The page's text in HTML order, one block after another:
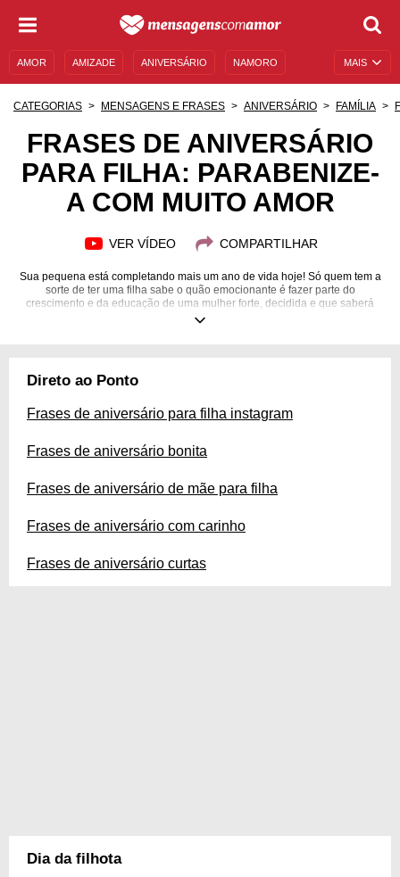
MAIS
AMOR AMIZADE ANIVERSÁRIO NAMORO
MENSAGENS E FRASES MENSAGENS DE ANIVERSÁRIO
ENTRETENIMENTO FAMOSOS BÍBLIA
CATEGORIAS MENSAGENS E FRASES ANIVERSÁRIO FAMÍLIA
FRASES DE ANIVERSÁRIO
PARA FILHA: PARABENIZE-
A COM MUITO AMOR
VER VÍDEO COMPARTILHAR
Sua pequena está completando mais um ano de vida hoje! Só quem tem a
sorte de ter uma filha sabe o quão emocionante é fazer parte do
crescimento e da educação de uma mulher forte, decidida e que saberá
lutar contra qualquer obstáculo que aparecer em seu caminho. Sabemos
indestrutível... É impossível não se emocionar ao ver sua garotinha
Direto ao Ponto
Frases de aniversário para filha instagram
Frases de aniversário bonita
Frases de aniversário de mãe para filha
Frases de aniversário com carinho
Frases de aniversário curtas
Dia da filhota